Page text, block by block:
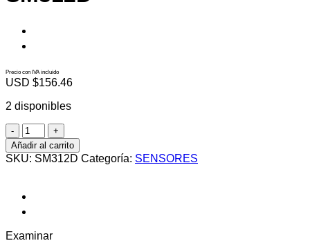
Precio con IVA incluido
USD $156.46
2 disponibles
SM312D
cantidad
Añadir al carrito
SKU: SM312D Categoría: SENSORES
Examinar